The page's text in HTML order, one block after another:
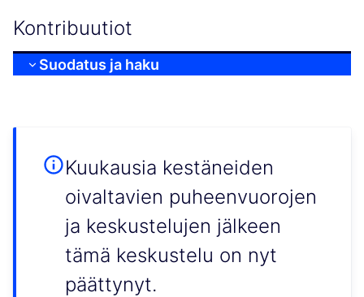
Kontribuutiot
Suodatus ja haku
Kuukausia kestäneiden
oivaltavien puheenvuorojen
ja keskustelujen jälkeen
tämä keskustelu on nyt
päättynyt.